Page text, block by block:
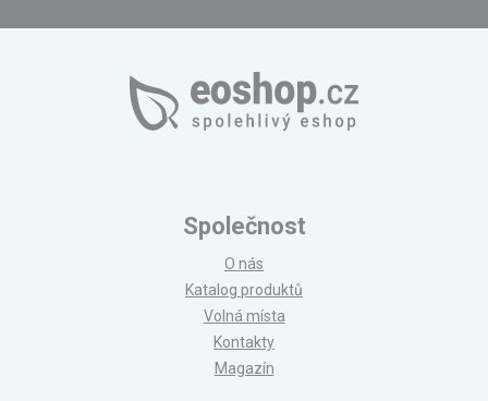
Společnost
O nás
Katalog produktů
Volná místa
Kontakty
Magazín